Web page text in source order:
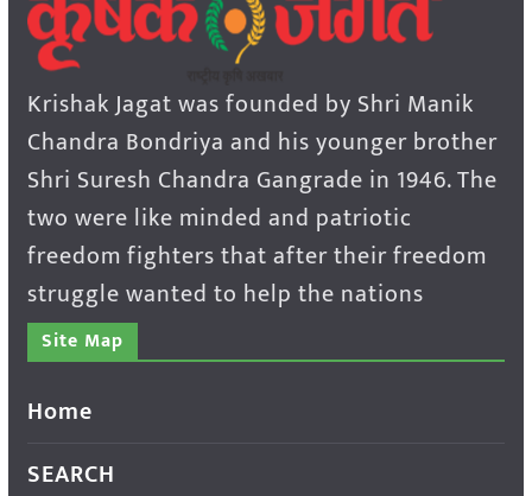
Krishak Jagat was founded by Shri Manik
Chandra Bondriya and his younger brother
Shri Suresh Chandra Gangrade in 1946. The
two were like minded and patriotic
freedom fighters that after their freedom
struggle wanted to help the nations
Site Map
Home
SEARCH